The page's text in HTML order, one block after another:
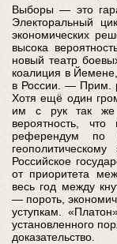
Выборы — это
Электоральный
экономических
высока
новый театр
коалиция в
в России. — Прим.
Хотя ещё один
им с рук так же
вероятность,
референдум по
Российское
от приоритета
весь год между
— пороть,
уступкам.
установленного
доказательство.